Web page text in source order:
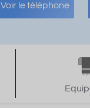
Voir le téléphone